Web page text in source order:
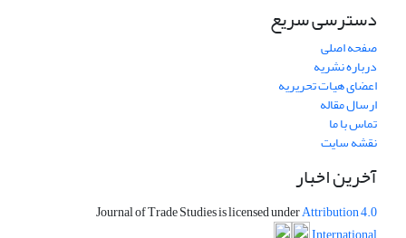
دسترسی سریع
صفحه اصلی
درباره نشریه
اعضای هیات تحریریه
ارسال مقاله
تماس با ما
نقشه سایت
آخرین اخبار
Journal of Trade Studies is licensed underAttribution 4.0